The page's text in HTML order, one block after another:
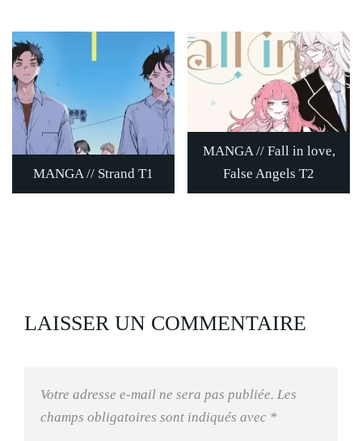
MANGA // Strand T1
MANGA // Fall in love,
False Angels T2
LAISSER UN COMMENTAIRE
Votre adresse e-mail ne sera pas publiée. Les
champs obligatoires sont indiqués avec *